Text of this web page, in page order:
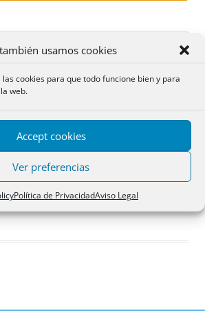
usamos cookies
cookies para que todo funcione bien y para
web.
Accept cookies
Ver preferencias
Política de PrivacidadAviso Legal
tu contraseña?